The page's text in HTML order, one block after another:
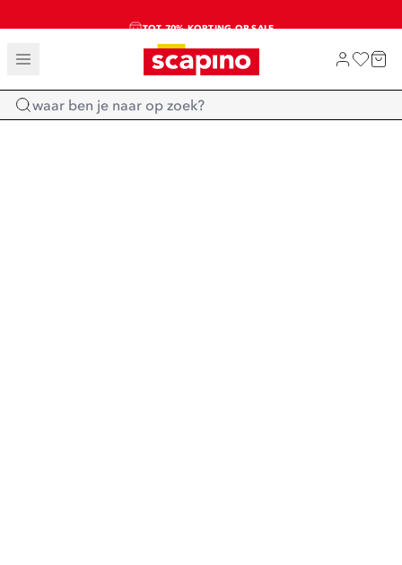
TOT 70% KORTING OP SALE
SALE: LAATSTE KANS!
SHOP NIEUW
Home